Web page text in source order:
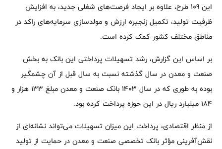
این 109 طرح، علاوه بر ایجاد فرصت‌های شغلی جدید، به افزایش
ظرفیت تولید، تکمیل زنجیره ارزش و مولدسازی سرمایه‌های راکد در
مناطق مختلف کشور کمک کرده است.
بر اساس این گزارش، رشد تسهیلات پرداختی این بانک به بخش
صنعت و معدن در سال گذشته نسبت به سال قبل از آن چشمگیر
بوده به طوری که در سال 1403 بانک صنعت و معدن مبلغ 133 هزار و
184 میلیارد ریال در این حوزه پرداخت کرده بود.
از منظر اقتصادی، پرداخت این میزان تسهیلات می‌تواند نشانه‌ای از
نقش‌آفرینی مؤثر بانک تخصصی صنعت و معدن در حمایت از تولید